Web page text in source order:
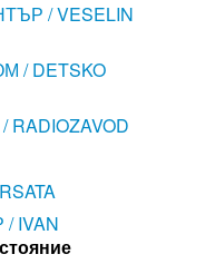
/ VESELIN
/ DETSKO
IVAN